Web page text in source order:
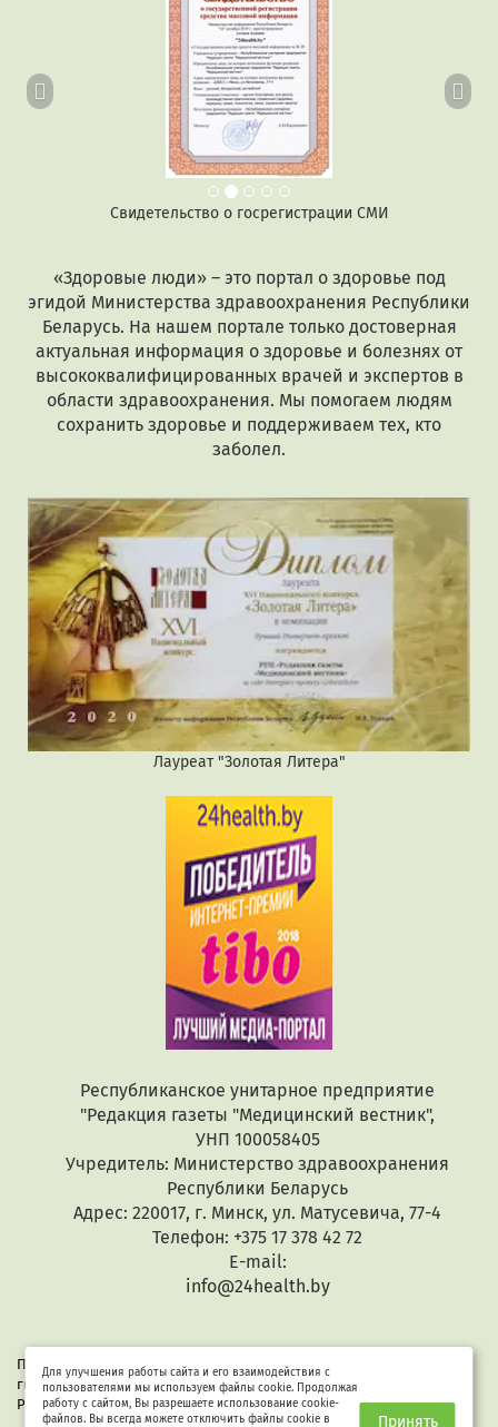
Свидетельство о госрегистрации СМИ
«Здоровые люди» – это портал о здоровье под
эгидой Министерства здравоохранения Республики
Беларусь. На нашем портале только достоверная
актуальная информация о здоровье и болезнях от
высококвалифицированных врачей и экспертов в
области здравоохранения. Мы помогаем людям
сохранить здоровье и поддерживаем тех, кто
заболел.
Лауреат "Золотая Литера"
Республиканское унитарное предприятие
"Редакция газеты "Медицинский вестник",
УНП 100058405
Учредитель: Министерство здравоохранения
Республики Беларусь
Адрес: 220017, г. Минск, ул. Матусевича, 77-4
Телефон: +375 17 378 42 72
E-mail:
info@24health.by
При копировании или цитировании текстов активная
гиперссылка обязательна. Все материалы защищены законом
Республики Беларусь «Об авторском праве и смежных правах».
Для улучшения работы сайта и его взаимодействия с
пользователями мы используем файлы cookie. Продолжая
работу с сайтом, Вы разрешаете использование cookie-
файлов. Вы всегда можете отключить файлы cookie в
Принять